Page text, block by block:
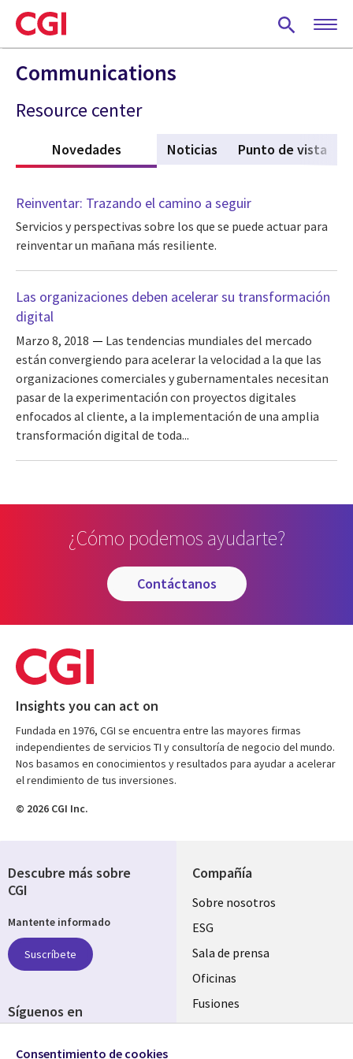
Skip
to
main
content
Communications
Resource center
Novedades (active tab)Noticias Punto de vista
Reinventar: Trazando el camino a seguir
Servicios y perspectivas sobre los que se puede actuar para
reinventar un mañana más resiliente.
Las organizaciones deben acelerar su transformación
digital
Marzo 8, 2018
Las tendencias mundiales del mercado
están convergiendo para acelerar la velocidad a la que las
organizaciones comerciales y gubernamentales necesitan
pasar de la experimentación con proyectos digitales
enfocados al cliente, a la implementación de una amplia
transformación digital de toda...
¿Cómo podemos ayudarte?
contáctanos
Insights you can act on
Fundada en 1976, CGI se encuentra entre las mayores firmas
independientes de servicios TI y consultoría de negocio del mundo.
Nos basamos en conocimientos y resultados para ayudar a acelerar
el rendimiento de tus inversiones.
© 2026 CGI Inc.
Compañía
Useful
links
SPAIN
Sobre nosotros
ESG
Sala de prensa
Oficinas
Fusiones
Inversores
Descubre más sobre
CGI
Mantente informado
Suscríbete
Síguenos en
Consentimiento de cookies